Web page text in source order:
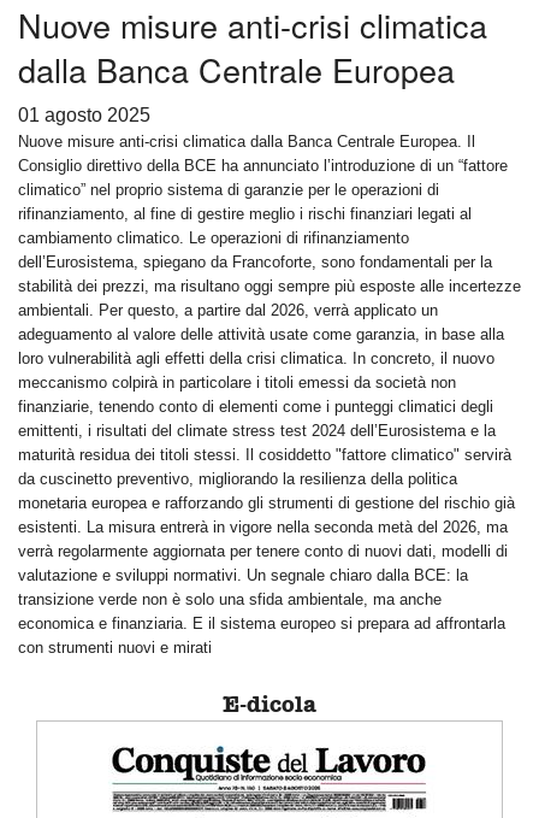
Nuove misure anti-crisi climatica
dalla Banca Centrale Europea
01 agosto 2025
Nuove misure anti-crisi climatica dalla Banca Centrale Europea. Il
Consiglio direttivo della BCE ha annunciato l’introduzione di un “fattore
climatico” nel proprio sistema di garanzie per le operazioni di
rifinanziamento, al fine di gestire meglio i rischi finanziari legati al
cambiamento climatico. Le operazioni di rifinanziamento
dell’Eurosistema, spiegano da Francoforte, sono fondamentali per la
stabilità dei prezzi, ma risultano oggi sempre più esposte alle incertezze
ambientali. Per questo, a partire dal 2026, verrà applicato un
adeguamento al valore delle attività usate come garanzia, in base alla
loro vulnerabilità agli effetti della crisi climatica. In concreto, il nuovo
meccanismo colpirà in particolare i titoli emessi da società non
finanziarie, tenendo conto di elementi come i punteggi climatici degli
emittenti, i risultati del climate stress test 2024 dell’Eurosistema e la
maturità residua dei titoli stessi. Il cosiddetto "fattore climatico" servirà
da cuscinetto preventivo, migliorando la resilienza della politica
monetaria europea e rafforzando gli strumenti di gestione del rischio già
esistenti. La misura entrerà in vigore nella seconda metà del 2026, ma
verrà regolarmente aggiornata per tenere conto di nuovi dati, modelli di
valutazione e sviluppi normativi. Un segnale chiaro dalla BCE: la
transizione verde non è solo una sfida ambientale, ma anche
economica e finanziaria. E il sistema europeo si prepara ad affrontarla
con strumenti nuovi e mirati
E-dicola